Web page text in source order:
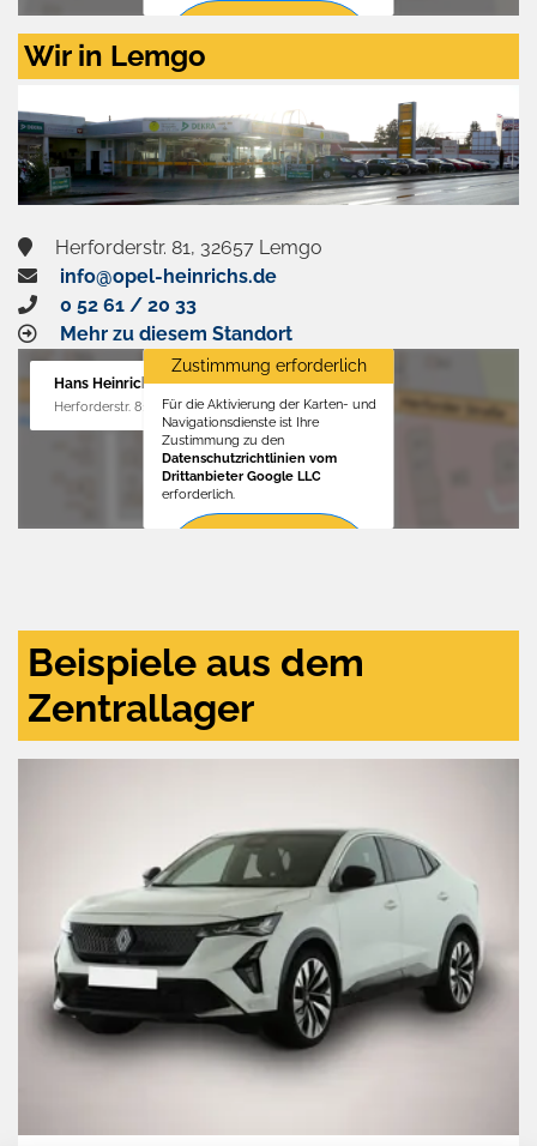
Zustimmen
aktivieren
Wir in Lemgo
Herforderstr. 81, 32657 Lemgo
info@opel-heinrichs.de
0 52 61 / 20 33
Mehr zu diesem Standort
Hans Heinrichs GmbH
Herforderstr. 81, 32657 Lemgo
Zustimmung erforderlich
Für die Aktivierung der Karten- und
Navigationsdienste ist Ihre
Zustimmung zu den
Datenschutzrichtlinien vom
Drittanbieter Google LLC
erforderlich.
Beispiele aus dem
Zentrallager